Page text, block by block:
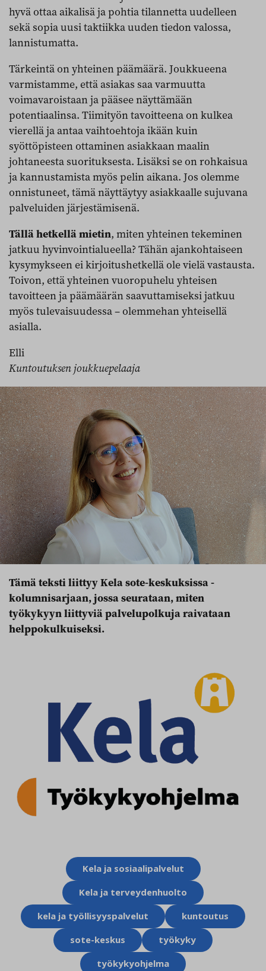
hyvä ottaa aikalisä ja pohtia tilannetta uudelleen
sekä sopia uusi taktiikka uuden tiedon valossa,
lannistumatta.
Tärkeintä on yhteinen päämäärä. Joukkueena
varmistamme, että asiakas saa varmuutta
voimavaroistaan ja pääsee näyttämään
potentiaalinsa. Tiimityön tavoitteena on kulkea
vierellä ja antaa vaihtoehtoja ikään kuin
syöttöpisteen ottaminen asiakkaan maalin
johtaneesta suorituksesta. Lisäksi se on rohkaisua
ja kannustamista myös pelin aikana. Jos olemme
onnistuneet, tämä näyttäytyy asiakkaalle sujuvana
palveluiden järjestämisenä.
Tällä hetkellä mietin, miten yhteinen tekeminen
jatkuu hyvinvointialueella? Tähän ajankohtaiseen
kysymykseen ei kirjoitushetkellä ole vielä vastausta.
Toivon, että yhteinen vuoropuhelu yhteisen
tavoitteen ja päämäärän saavuttamiseksi jatkuu
myös tulevaisuudessa – olemmehan yhteisellä
asialla.
Elli
Kuntoutuksen joukkuepelaaja
Tämä teksti liittyy Kela sote-keskuksissa -
kolumnisarjaan, jossa seurataan, miten
työkykyyn liittyviä palvelupolkuja raivataan
helppokulkuiseksi.
AihesanatKela ja sosiaalipalvelut
Kela ja terveydenhuolto
kela ja työllisyyspalvelut
kuntoutus
sote-keskus
työkyky
työkykyohjelma